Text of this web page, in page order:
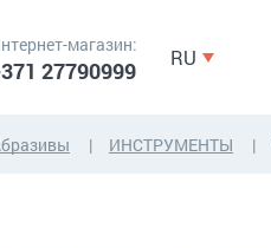
магазин:
27790999 RU
ИНСТРУМЕНТЫ